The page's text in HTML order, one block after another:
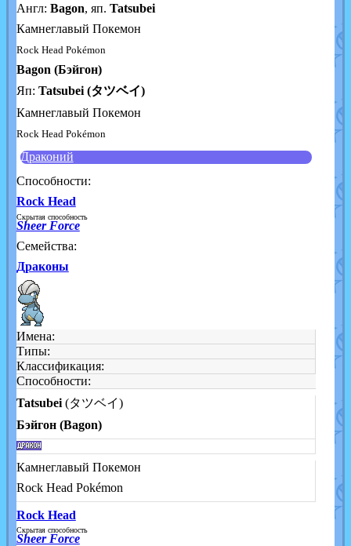
Англ: Bagon, яп. Tatsubei
Камнеглавый Покемон
Rock Head Pokémon
Bagon (Бэйгон)
Яп: Tatsubei (タツベイ)
Камнеглавый Покемон
Rock Head Pokémon
Драконий
Способности:
Rock Head
Скрытая способность
Sheer Force
Семейства:
Драконы
Имена:
Типы:
Классификация:
Способности:
Tatsubei(タツベイ)
Бэйгон (Bagon)
Камнеглавый Покемон
Rock Head Pokémon
Rock Head
Скрытая способность
Sheer Force